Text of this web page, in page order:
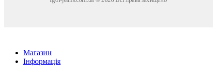
Магазин
Інформація